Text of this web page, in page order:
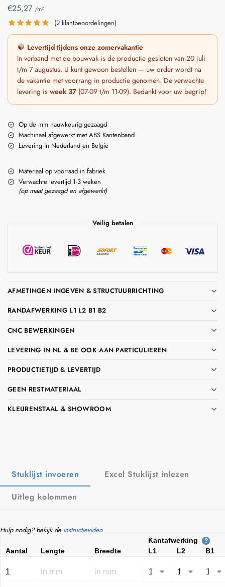
€25,27 /m²
(2 klantbeoordelingen)
Levertijd tijdens onze zomervakantie
In verband met de bouwvak is de productie gesloten van 20 juli
t/m 7 augustus. U kunt gewoon bestellen — uw order wordt na
de vakantie met voorrang in productie genomen. De verwachte
levering is week 37 (07-09 t/m 11-09). Bedankt voor uw begrip!
Op de mm nauwkeurig gezaagd
Machinaal afgewerkt met ABS Kantenband
Levering in Nederland en België
Materiaal op voorraad in fabriek
Verwachte levertijd 1-3 weken
(op maat gezaagd en afgewerkt)
Veilig betalen
AFMETINGEN INGEVEN & STRUCTUURRICHTING
RANDAFWERKING L1 L2 B1 B2
CNC BEWERKINGEN
LEVERING IN NL & BE OOK AAN PARTICULIEREN
PRODUCTIETIJD & LEVERTIJD
GEEN RESTMATERIAAL
KLEURENSTAAL & SHOWROOM
Stuklijst invoeren
Excel Stuklijst inlezen
Uitleg kolommen
Hulp nodig? bekijk de instructievideo
Kantafwerking ?
Aantal Lengte Breedte L1 L2 B1